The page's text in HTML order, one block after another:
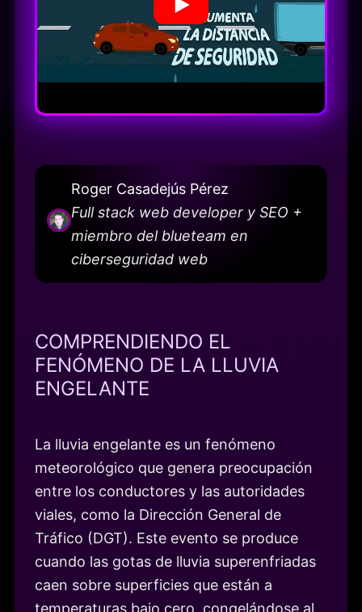
Roger Casadejús Pérez
Full stack web developer y SEO +
miembro del blueteam en
ciberseguridad web
COMPRENDIENDO EL
FENÓMENO DE LA LLUVIA
ENGELANTE
La lluvia engelante es un fenómeno
meteorológico que genera preocupación
entre los conductores y las autoridades
viales, como la Dirección General de
Tráfico (DGT). Este evento se produce
cuando las gotas de lluvia superenfriadas
caen sobre superficies que están a
temperaturas bajo cero, congelándose al